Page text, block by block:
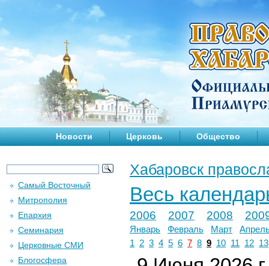
Новости Церковь Общество
Хабаровск
Весь
2006 2007 2008
Январь Февраль Март
1
2 3 4 5 6 7 8 9 10 11 12 13
Самый Восточный
Митрополия
Епархия
Семинария
Церковные СМИ
Блогосфера